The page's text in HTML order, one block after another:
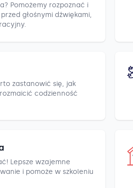
Pomożemy rozpoznać i
głośnymi dźwiękami,
zastanowić się, jak
codzienność
Lepsze wzajemne
i pomoże w szkoleniu